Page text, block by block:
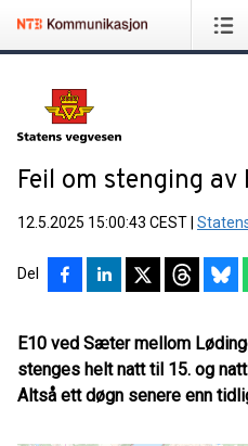
Feil om stenging
12.5.2025 15:00:43 CEST
Del
E10 ved Sæter mellom
stenges helt natt til 15. og
Altså ett døgn senere enn